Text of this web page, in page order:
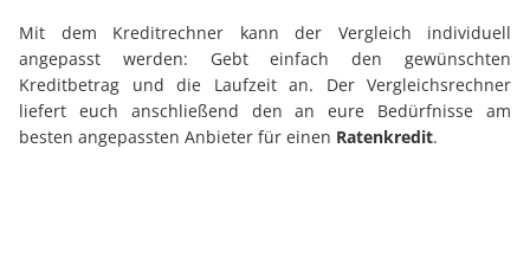
Mit dem Kreditrechner kann der Vergleich individuell
angepasst werden: Gebt einfach den gewünschten
Kreditbetrag und die Laufzeit an. Der Vergleichsrechner
liefert euch anschließend den an eure Bedürfnisse am
besten angepassten Anbieter für einen Ratenkredit.